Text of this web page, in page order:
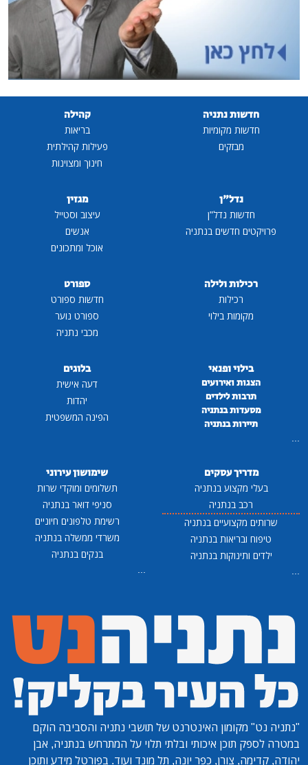
חדשות נתניה
חדשות מקומיות
מבזקים
קהילה
בריאות
פעילות קהילתית
חינוך ומצוינות
נדל"ן
חדשות נדל"ן
פרויקטים חדשים בנתניה
מגזין
עיצוב וסטייל
אנשים
אוכל ומתכונים
רכילות ולילה
רכילות
מקומות בילוי
ספורט
חדשות ספורט
ספורט נוער
מכבי נתניה
בילוי ופנאי
הצגות ואירועים
תרבות לילדים
מסעדות בנתניה
תיירות בנתניה
...
בלוגים
דעה אישית
יהדות
הפינה המשפטית
מדריך עסקים
בעלי מקצוע בנתניה
רכב בנתניה
שרותים מקצועיים בנתניה
טיפוח ובריאות בנתניה
ילדים ותינוקות בנתניה
...
שימושון עירוני
תשלומים ומוקדי שרות
סניפי דואר בנתניה
רשימת טלפונים חיוניים
משרדי ממשלה בנתניה
בנקים בנתניה
...
"נתניה נט" מקומון האינטרנט של תושבי נתניה והסביבה הוקם
במטרה לספק תוכן איכותי ובלתי תלוי על המתרחש בנתניה, אבן
יהודה, קדימה, צורן, כפר יונה, תל מונד ועוד. בפורטל מידע ותוכן